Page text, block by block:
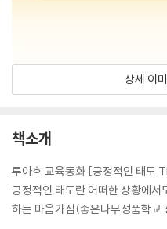
상세 이
책소개
루아흐 교육동화 [긍정적인 태도
긍정적인 태도란 어떠한 상황에서
하는 마음가짐(좋은나무성품학교